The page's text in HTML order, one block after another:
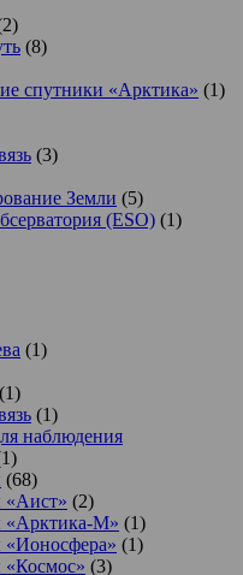
(8)
спутники «Арктика» (1)
(3)
Земли (5)
(ESO) (1)
(1)
(1)
(1)
наблюдения
(68)
«Аист» (2)
«Арктика-М» (1)
«Ионосфера» (1)
«Космос» (3)